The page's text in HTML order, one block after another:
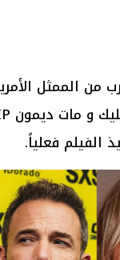
الممثل
الفيلم فعلياً.